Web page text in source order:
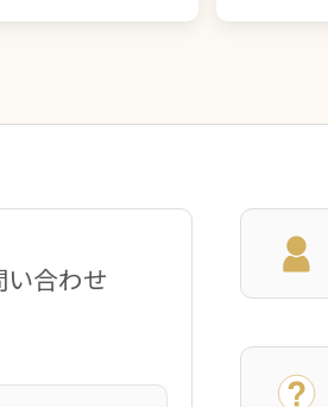
い合わせ